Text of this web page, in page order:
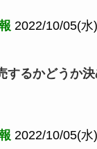
2022/10/05(
するかどうか
2022/10/05(